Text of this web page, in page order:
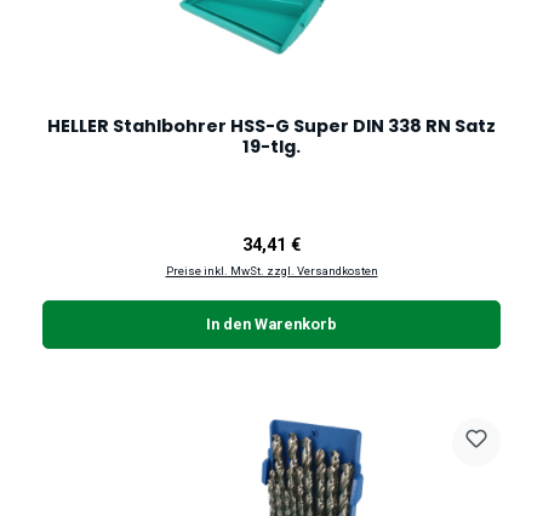
HELLER Stahlbohrer HSS-G Super DIN 338 RN Satz
19-tlg.
Regulärer Preis:
34,41 €
Preise inkl. MwSt. zzgl. Versandkosten
In den Warenkorb